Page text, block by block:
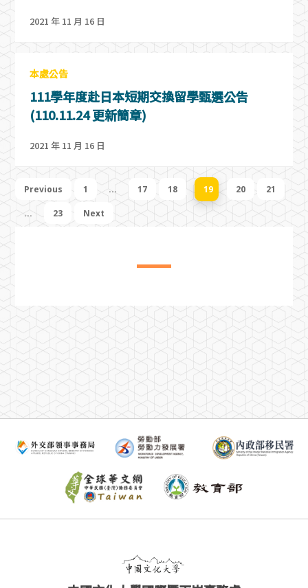
2021 年 11 月 16 日
本處公告
111學年度赴日本短期交換留學甄選公告
(110.11.24 更新簡章)
2021 年 11 月 16 日
Previous 1 ... 17 18 19 20 21
... 23 Next